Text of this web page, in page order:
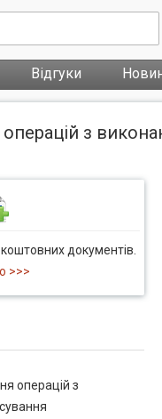
Відгуки
з
документів.
>>>
операцій з